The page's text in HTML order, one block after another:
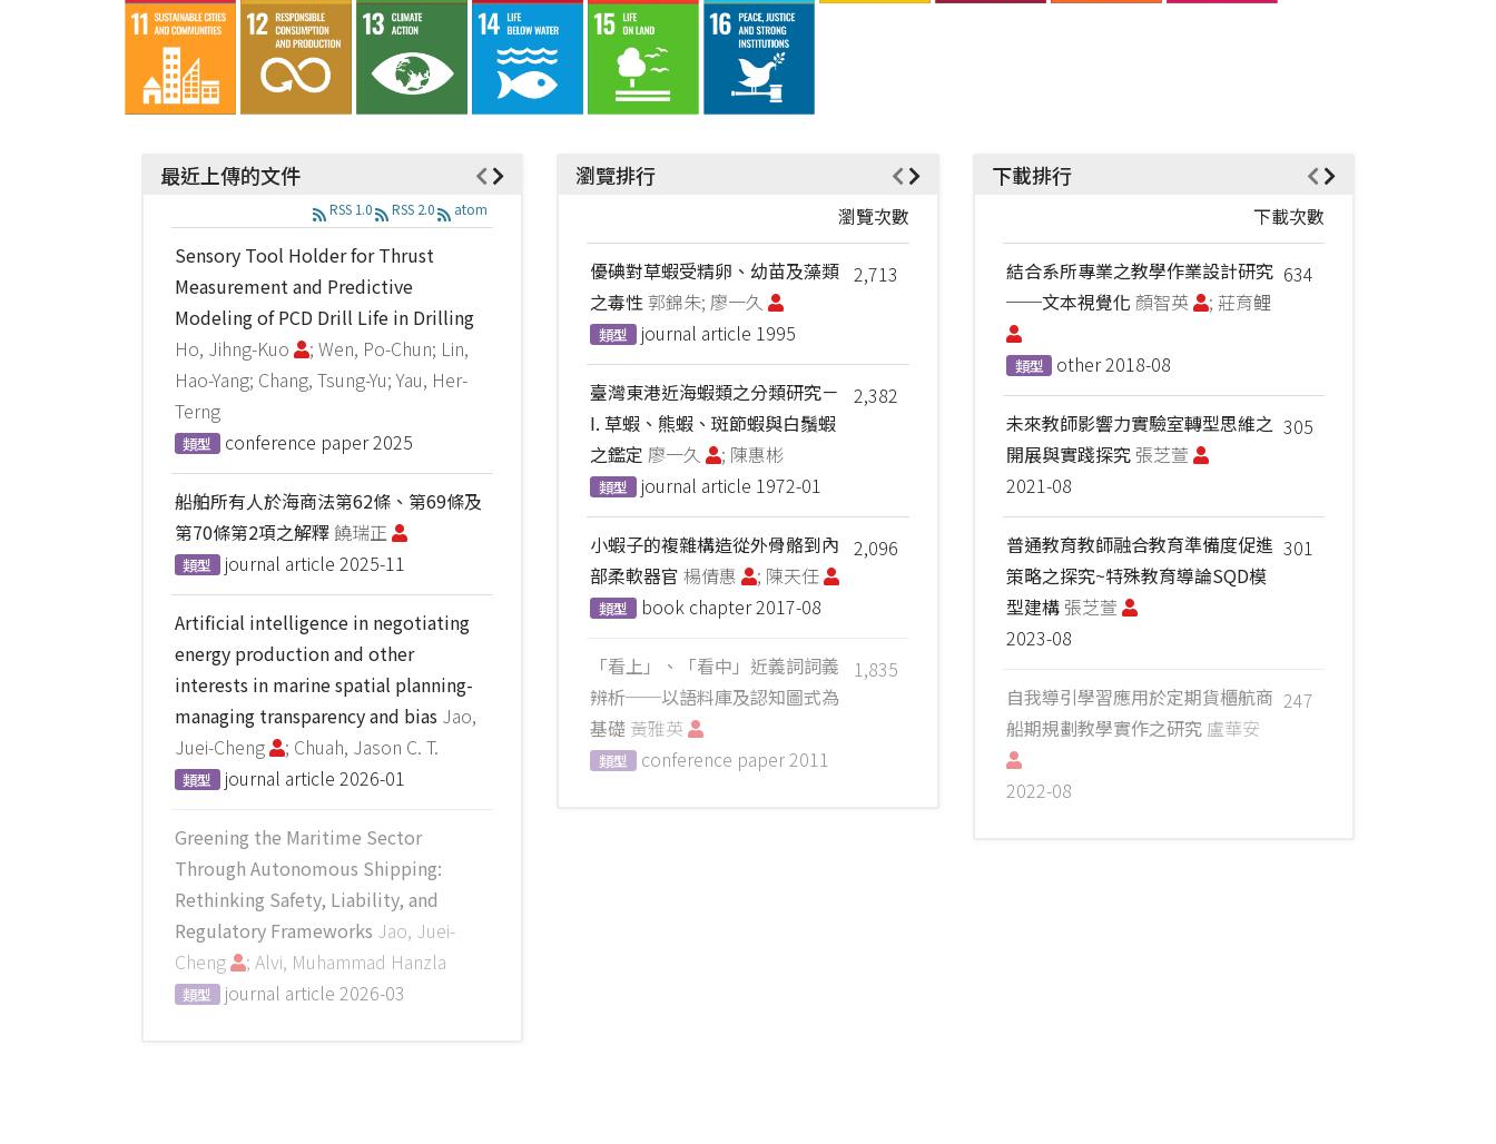
最近上傳的文件
RSS 1.0 RSS 2.0 atom
Sensory Tool Holder for Thrust
Measurement and Predictive
Modeling of PCD Drill Life in Drilling
Ho, Jihng-Kuo
; Wen, Po-Chun; Lin,
Hao-Yang; Chang, Tsung-Yu; Yau, Her-
Terng
類型 conference paper2025
船舶所有人於海商法第62條、第69條及
第70條第2項之解釋饒瑞正
類型 journal article 2025-11
Artificial intelligence in negotiating
energy production and other
interests in marine spatial planning-
managing transparency and bias Jao,
Juei-Cheng
; Chuah, Jason C. T.
類型 journal article 2026-01
Greening the Maritime Sector
Through Autonomous Shipping:
Rethinking Safety, Liability, and
Regulatory Frameworks Jao, Juei-
Cheng
; Alvi, Muhammad Hanzla
類型 journal article 2026-03
瀏覽排行
瀏覽次數
2,713
優碘對草蝦受精卵、幼苗及藻類
之毒性郭錦朱; 廖一久
類型 journal article 1995
2,382
臺灣東港近海蝦類之分類研究－
I. 草蝦、熊蝦、斑節蝦與白鬚蝦
之鑑定 廖一久 ; 陳惠彬
類型 journal article 1972-01
2,096
小蝦子的複雜構造從外骨骼到內
部柔軟器官 楊倩惠 ; 陳天任
類型 book chapter2017-08
1,835
「看上」、「看中」近義詞詞義
辨析──以語料庫及認知圖式為
基礎 黃雅英
類型 conference paper2011
下載排行
下載次數
634
結合系所專業之教學作業設計研究
──文本視覺化 顏智英 ; 莊育鲤
類型 other2018-08
305
未來教師影響力實驗室轉型思維之
開展與實踐探究 張芝萱
2021-08
301
普通教育教師融合教育準備度促進
策略之探究~特殊教育導論SQD模
型建構 張芝萱
2023-08
247
自我導引學習應用於定期貨櫃航商
船期規劃教學實作之研究 盧華安
2022-08